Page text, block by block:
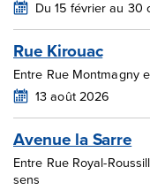
Du 15 février au 30
Rue Kirouac
Entre Rue Montmagny
13 août 2026
Avenue la Sarre
Entre Rue Royal-
sens